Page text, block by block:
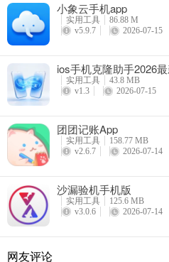
小象云手机app
实用工具
86.88 M
v5.9.7
2026-07-15
ios手机克隆助手2026
实用工具
43.8 MB
v1.3
2026-07-15
团团记账App
实用工具
158.77 MB
v2.6.7
2026-07-14
沙漏验机手机版
实用工具
125.6 MB
v3.0.6
2026-07-14
网友评论